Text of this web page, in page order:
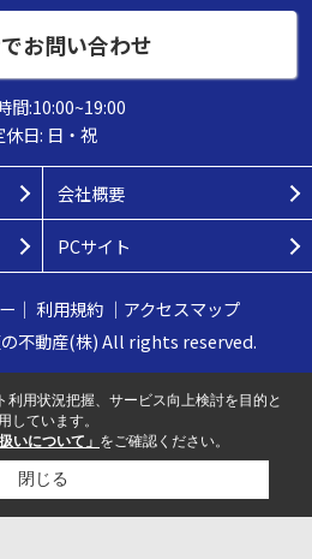
お問い合わせ
間:10:00~19:00
休日: 日・祝
会社概要
PCサイト
｜ 利用規約｜ アクセスマップ
不動産(株) All rights reserved.
用状況把握、サービス向上検討を目的と
しています。
いについて」 をご確認ください。
閉じる